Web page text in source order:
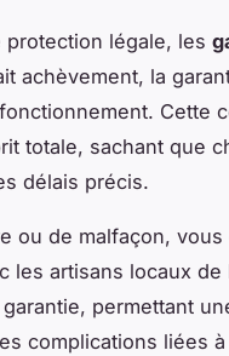
légale, les
achèvement, la
Cette
totale, sachant que
délais précis.
ou de malfaçon,
les artisans locaux
permettant
complications liées